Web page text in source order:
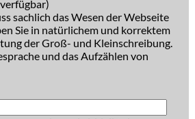
sachlich das Wesen der Webseite
Sie in natürlichem und korrektem
der Groß- und Kleinschreibung.
und das Aufzählen von